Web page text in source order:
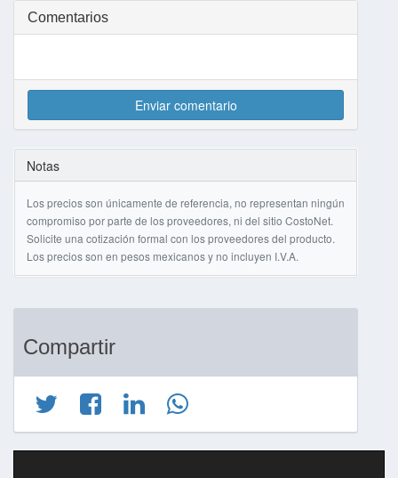
Comentarios
Enviar comentario
Notas
Los precios son únicamente de referencia, no representan ningún
compromiso por parte de los proveedores, ni del sitio CostoNet.
Solicite una cotización formal con los proveedores del producto.
Los precios son en pesos mexicanos y no incluyen I.V.A.
Compartir